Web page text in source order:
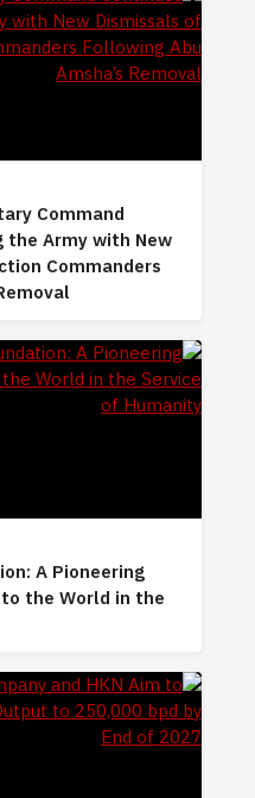
Command
the Army with New
Commanders
A Pioneering
the World in the